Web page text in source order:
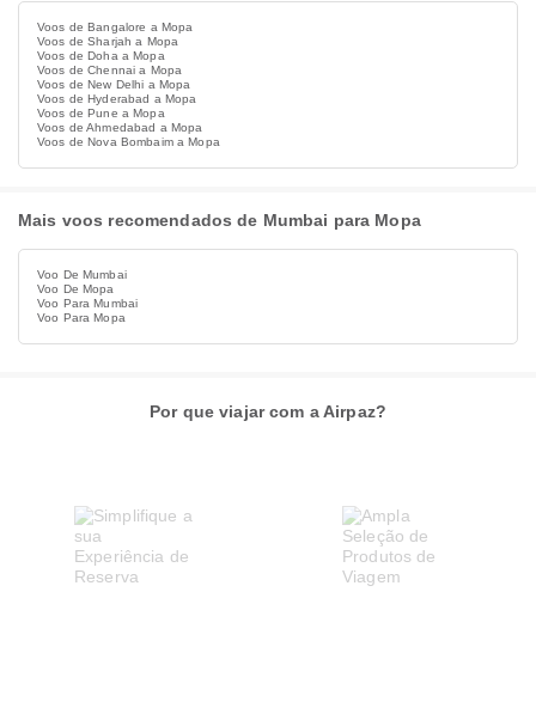
Voos de Bangalore a Mopa
Voos de Sharjah a Mopa
Voos de Doha a Mopa
Voos de Chennai a Mopa
Voos de New Delhi a Mopa
Voos de Hyderabad a Mopa
Voos de Pune a Mopa
Voos de Ahmedabad a Mopa
Voos de Nova Bombaim a Mopa
Mais voos recomendados de Mumbai para Mopa
Voo De Mumbai
Voo De Mopa
Voo Para Mumbai
Voo Para Mopa
Por que viajar com a Airpaz?